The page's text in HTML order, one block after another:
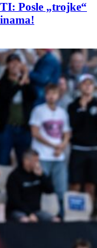
Posle „trojke“